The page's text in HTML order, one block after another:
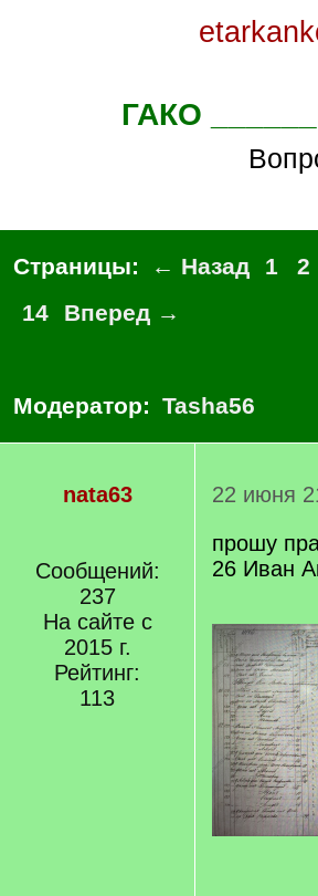
ГАКО
Страницы: ← Назад 1 2
14
Вперед →
Модератор: Tasha56
nata63
Сообщений:
237
На сайте с
2015 г.
Рейтинг:
113
22 июня
прошу
26 Иван